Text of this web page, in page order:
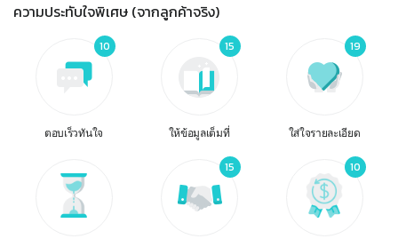
ความประทับใจพิเศษ (จากลูกค้าจริง)
10
ตอบเร็วทันใจ
15
ให้ข้อมูลเต็มที่
19
ใส่ใจรายละเอียด
15 10